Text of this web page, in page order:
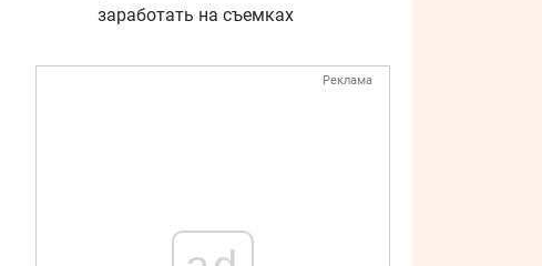
заработать на съемках
Реклама